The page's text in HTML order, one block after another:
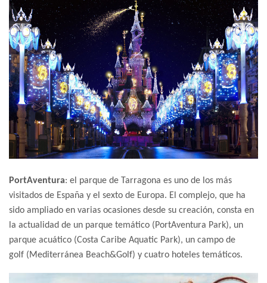
PortAventura: el parque de Tarragona es uno de los más
visitados de España y el sexto de Europa. El complejo, que ha
sido ampliado en varias ocasiones desde su creación, consta en
la actualidad de un parque temático (PortAventura Park), un
parque acuático (Costa Caribe Aquatic Park), un campo de
golf (Mediterránea Beach&Golf) y cuatro hoteles temáticos.